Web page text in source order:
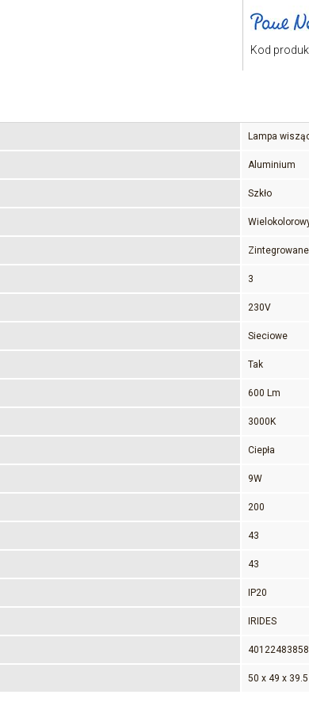
Kod
Lampa
Aluminium
Szkło
Zintegrowane
3
230V
Sieciowe
Tak
600 Lm
3000K
Ciepła
9W
200
43
43
IP20
IRIDES
50 x 49 x 39.5